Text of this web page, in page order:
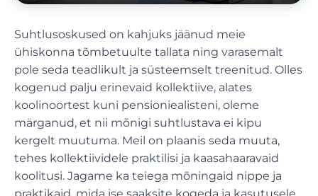
Suhtlusoskused on kahjuks jäänud meie
ühiskonna tõmbetuulte tallata ning varasemalt
pole seda teadlikult ja süsteemselt treenitud. Olles
kogenud palju erinevaid kollektiive, alates
koolinoortest kuni pensioniealisteni, oleme
märganud, et nii mõnigi suhtlustava ei kipu
kergelt muutuma. Meil on plaanis seda muuta,
tehes kollektiividele praktilisi ja kaasahaaravaid
koolitusi. Jagame ka teiega mõningaid nippe ja